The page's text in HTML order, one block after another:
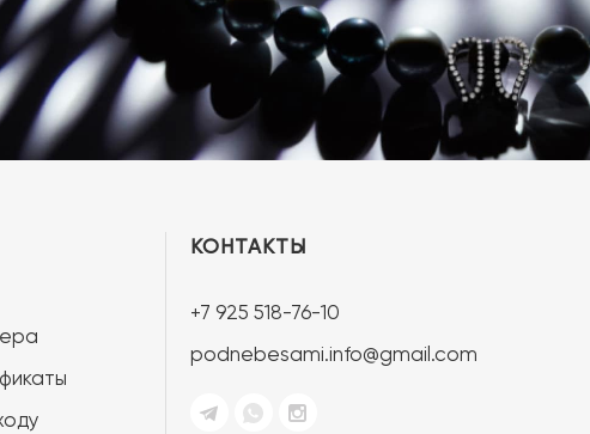
КОНТАКТЫ
+7 925 518-76-10
podnebesami.info@gmail.com